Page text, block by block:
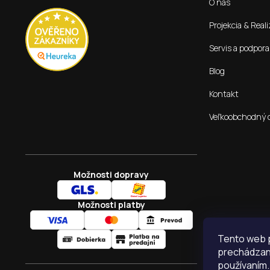
Tento web
Projekcia &
Servis a podpora
Blog
Kontakt
Veľkoobchodný
Možnosti dopravy
Možnosti platby